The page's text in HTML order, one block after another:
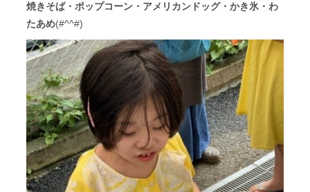
焼きそば・ポップコーン・アメリカンドッグ・かき氷・わ
たあめ(#^^#)